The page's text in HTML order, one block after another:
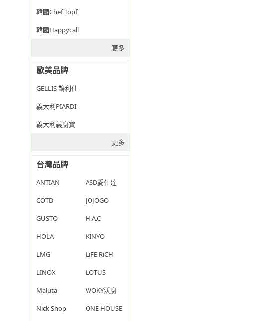
韓國Chef Topf
韓國Happycall
更多
歐美品牌
GELLIS 鵲利仕
義大利PIARDI
義大利義廚寶
更多
台灣品牌
ANTIAN
ASD愛仕達
COTD
JOJOGO
GUSTO
H.A.C
HOLA
KINYO
LMG
LiFE RiCH
LINOX
LOTUS
Maluta
WOKY沃廚
Nick Shop
ONE HOUSE